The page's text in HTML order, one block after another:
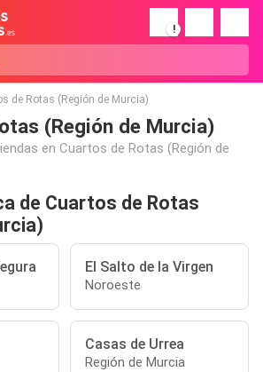
!
de Rotas (Región de Murcia)
(Región de Murcia)
en Cuartos de Rotas (Región de
de Cuartos de Rotas
El Salto de la Virgen
Noroeste
Casas de Urrea
Región de Murcia